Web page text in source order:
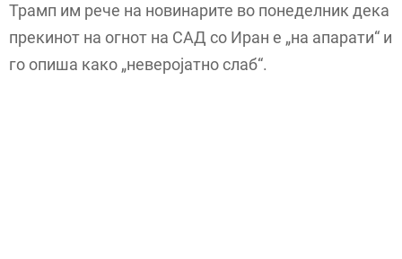
Трамп им рече на новинарите во понеделник дека
прекинот на огнот на САД со Иран е „на апарати“ и
го опиша како „неверојатно слаб“.